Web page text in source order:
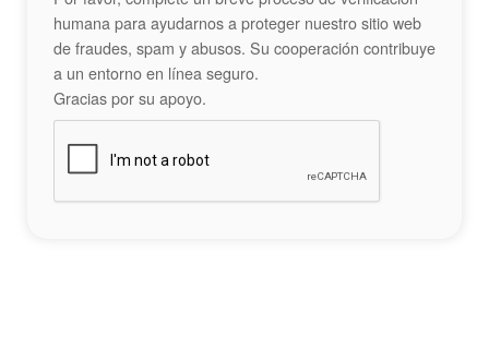
humana para ayudarnos a proteger nuestro sitio web
de fraudes, spam y abusos. Su cooperación contribuye
a un entorno en línea seguro.
Gracias por su apoyo.